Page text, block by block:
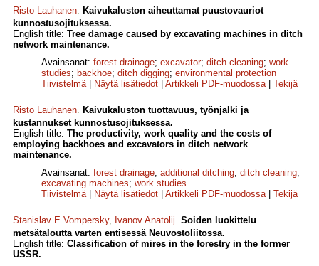
Risto Lauhanen. Kaivukaluston aiheuttamat puustovauriot
kunnostusojituksessa.
English title: Tree damage caused by excavating machines in ditch
network maintenance.
Avainsanat: forest drainage; excavator; ditch cleaning; work
studies; backhoe; ditch digging; environmental protection
Tiivistelmä| Näytä lisätiedot Artikkeli PDF-muodossa| Tekijä
Risto Lauhanen. Kaivukaluston tuottavuus, työnjalki ja
kustannukset kunnostusojituksessa.
English title: The productivity, work quality and the costs of
employing backhoes and excavators in ditch network
maintenance.
Avainsanat: forest drainage; additional ditching; ditch cleaning;
excavating machines; work studies
Tiivistelmä| Näytä lisätiedot Artikkeli PDF-muodossa| Tekijä
Stanislav E Vompersky, Ivanov Anatolij. Soiden luokittelu
metsätaloutta varten entisessä Neuvostoliitossa.
English title: Classification of mires in the forestry in the former
USSR.